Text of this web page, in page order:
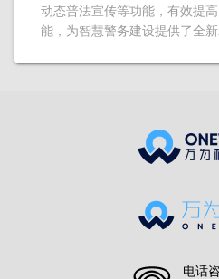
动态普法宣传等功能，有效提
能，为智慧警务建设提供了全新
电话